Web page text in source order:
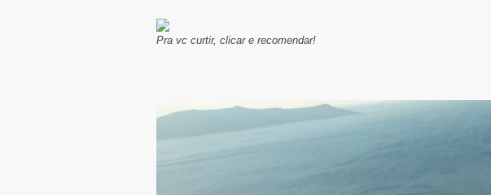
Pra vc curtir, clicar e recomendar!